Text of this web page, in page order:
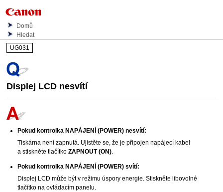
Domů
Hledat
UG031
Displej LCD nesvítí
Pokud kontrolka NAPÁJENÍ (POWER) nesvítí:
Tiskárna není zapnutá. Ujistěte se, že je připojen napájecí kabel
a stiskněte tlačítkoZAPNOUT (ON).
Pokud kontrolka NAPÁJENÍ (POWER) svítí:
Displej LCD může být v režimu úspory energie. Stiskněte libovolné
tlačítko naovládacím panelu.